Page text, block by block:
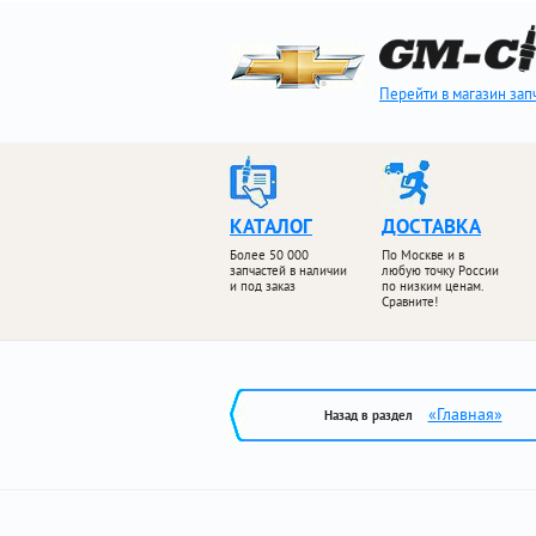
Перейти в магазин
КАТАЛОГ
Более 50 000
запчастей в наличии
и под заказ
ДОСТАВКА
По Москве и в
любую точку России
по низким ценам.
Сравните!
Назад в раздел «Главная»